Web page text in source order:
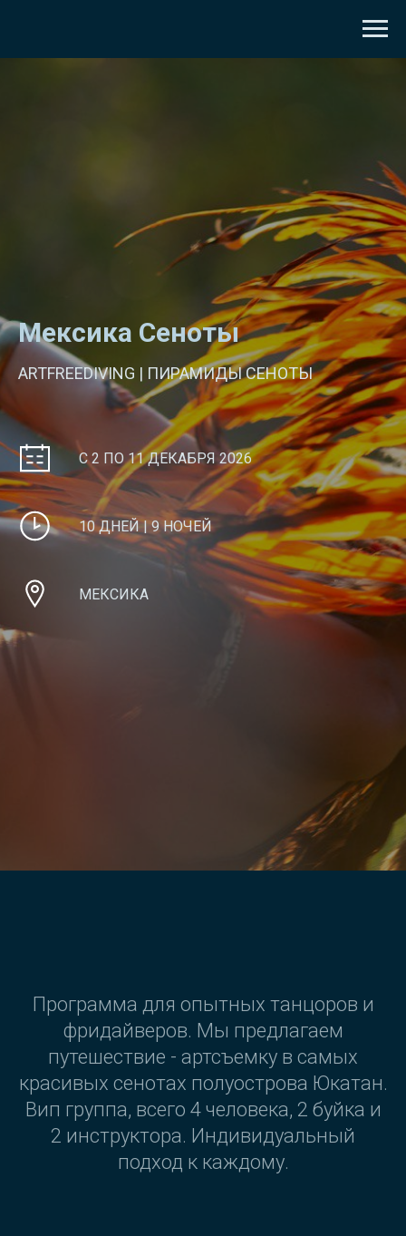
Мексика Сеноты
ARTFREEDIVING | ПИРАМИДЫ СЕНОТЫ
С 2 ПО 11 ДЕКАБРЯ 2026
10 ДНЕЙ | 9 НОЧЕЙ
МЕКСИКА
Программа для опытных танцоров и
фридайверов. Мы предлагаем
путешествие - артсъемку в самых
красивых сенотах полуострова Юкатан.
Вип группа, всего 4 человека, 2 буйка и
2 инструктора. Индивидуальный
подход к каждому.